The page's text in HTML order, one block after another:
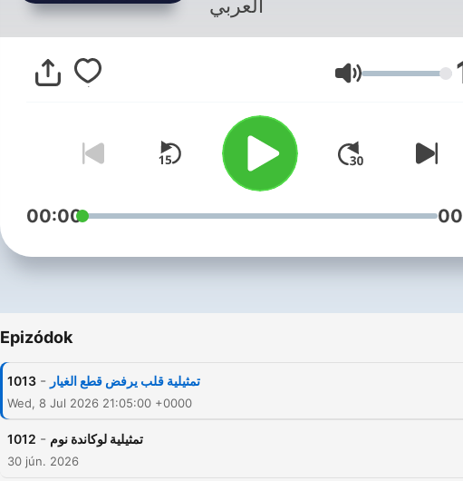
العربي
Hangerő
00:00
Epizódok
1013 - تمثيلية قلب يرفض قطع الغيار
Wed, 8 Jul 2026 21:05:00 +0000
1012 - تمثيلية لوكاندة نوم
30 jún. 2026